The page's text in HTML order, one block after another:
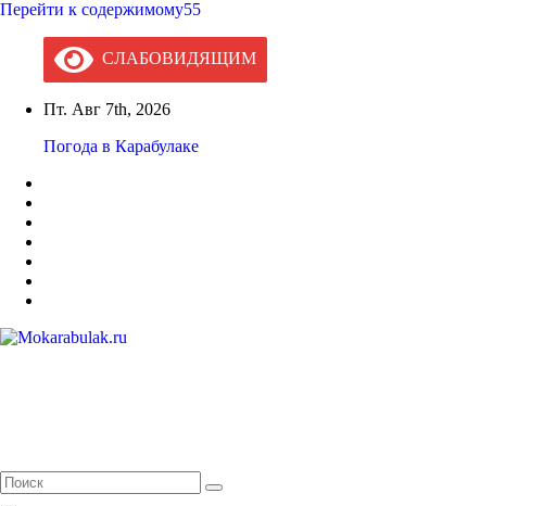
Перейти к содержимому55
СЛАБОВИДЯЩИМ
Пт. Авг 7th, 2026
Погода в Карабулаке